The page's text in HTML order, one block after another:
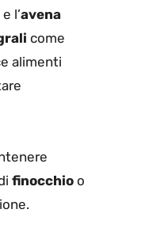
e l’avena
come
alimenti
finocchio o